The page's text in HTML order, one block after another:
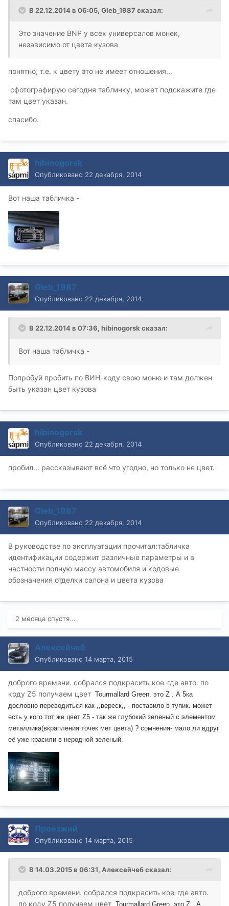
В 22.12.2014 в 06:05, Gleb_1987 сказал:
Это значение BNP у всех универсалов монек,
независимо от цвета кузова
понятно, т.е. к цвету это не имеет отношения...
сфотографирую сегодня табличку, может подскажите где
там цвет указан.
спасибо.
hibinogorsk
Опубликовано 22 декабря, 2014
Вот наша табличка -
Gleb_1987
Опубликовано 22 декабря, 2014
В 22.12.2014 в 07:36, hibinogorsk сказал:
Вот наша табличка -
Попробуй пробить по ВИН-коду свою моню и там должен
быть указан цвет кузова
hibinogorsk
Опубликовано 22 декабря, 2014
пробил... рассказывают всё что угодно, но только не цвет.
Gleb_1987
Опубликовано 22 декабря, 2014
В руководстве по эксплуатации прочитал:табличка
идентификации содержит различные параметры и в
частности полную массу автомобиля и кодовые
обозначения отделки салона и цвета кузова
2 месяца спустя...
Алексейчеб
Опубликовано 14 марта, 2015
доброго времени. собрался подкрасить кое-где авто. по
коду Z5 получаем цвет Tourmallard Green. это Z . А 5ка
дословно переводиться как ,,вереск,, - поставило в тупик. может
есть у кого тот же цвет Z5 - так же глубокий зеленый с элементом
металлика(вкрапления точек мет цвета) ? сомнения- мало ли вдруг
её уже красили в неродной зеленый.
Проезжий
Опубликовано 14 марта, 2015
В 14.03.2015 в 06:31, Алексейчеб сказал:
доброго времени. собрался подкрасить кое-где авто.
по коду Z5 получаем цвет Tourmallard Green. это Z . А